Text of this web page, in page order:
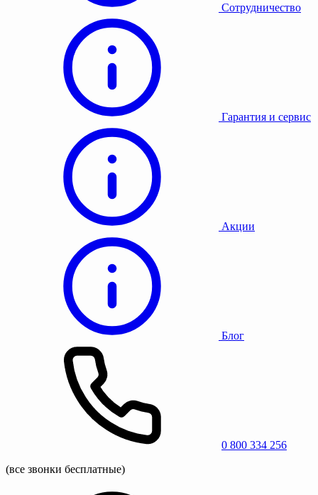
Сотрудничество
Гарантия и сервис
Акции
Блог
0 800 334 256
(все звонки бесплатные)